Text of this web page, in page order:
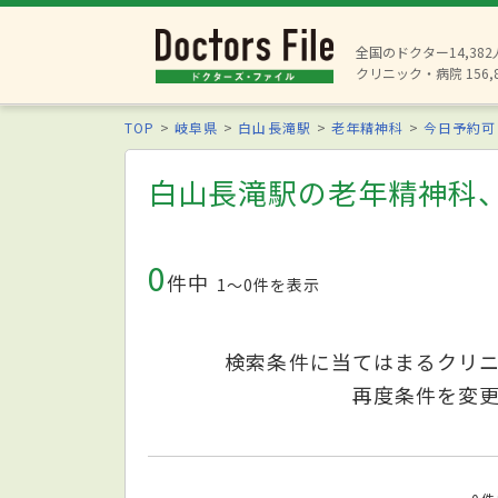
全国のドクター14,382
クリニック・病院
TOP 岐阜県 白山長滝駅 老年精神科 今日予約可
白山長滝駅の老年精神科
0件中 1〜0件を表示
検索条件に当てはまるクリ
再度条件を変